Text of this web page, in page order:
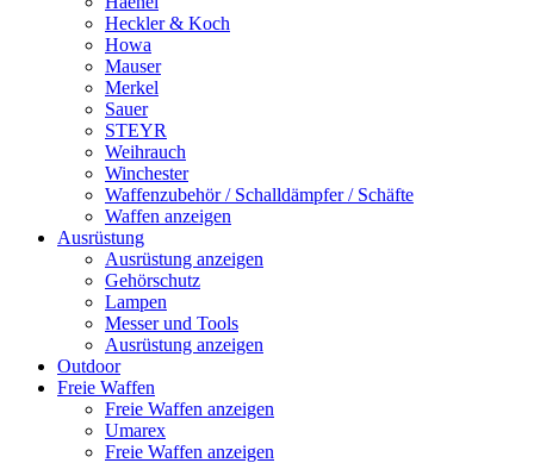
Heckler & Koch
Howa
Mauser
Merkel
Sauer
STEYR
Weihrauch
Winchester
Waffenzubehör / Schalldämpfer / Schäfte
Waffen anzeigen
Ausrüstung
Ausrüstung anzeigen
Gehörschutz
Lampen
Messer und Tools
Ausrüstung anzeigen
Outdoor
Freie Waffen
Freie Waffen anzeigen
Umarex
Freie Waffen anzeigen